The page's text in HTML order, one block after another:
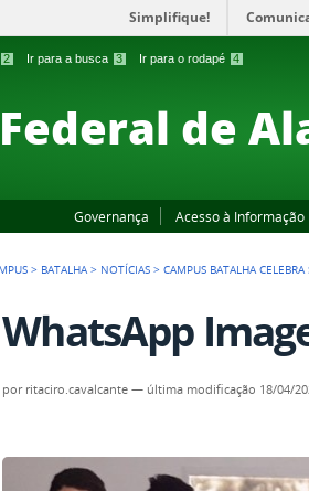
2 Ir para a busca 3 Ir para o rodapé 4
Simplifique!
de
Governança Acesso à Informação
> BATALHA > NOTÍCIAS >CAMPUS BATALHA
WhatsApp
por ritaciro.cavalcante — última modificação 18/04/